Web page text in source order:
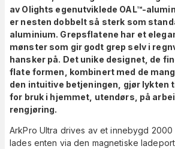
av Olights egenutviklede OAL™-
er nesten dobbelt så sterk som
aluminium. Grepsflatene har et
mønster som gir godt grep selv i
hansker på. Det unike designet, de
flate formen, kombinert med de
den intuitive betjeningen, gjør lykten
for bruk i hjemmet, utendørs, på
rengjøring.
ArkPro Ultra drives av et innebygd 2000
lades enten via den magnetiske